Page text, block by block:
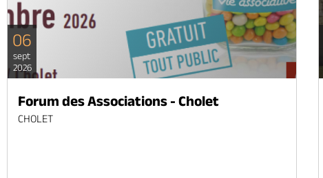
06
sept
2026
Forum des Associations - Cholet
CHOLET